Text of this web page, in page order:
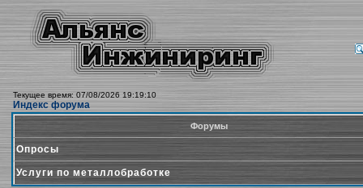
Текущее время: 07/08/2026 19:19:10
Индекс форума
Форумы
Опросы
Услуги по металлобработке